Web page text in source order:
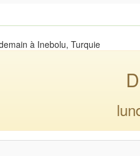
à Inebolu, Turquie